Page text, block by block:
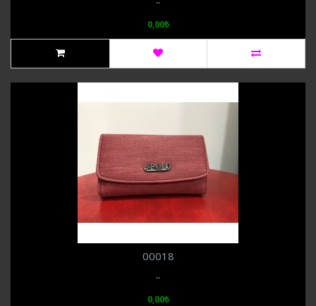
0,00₺
00018
..
0,00₺